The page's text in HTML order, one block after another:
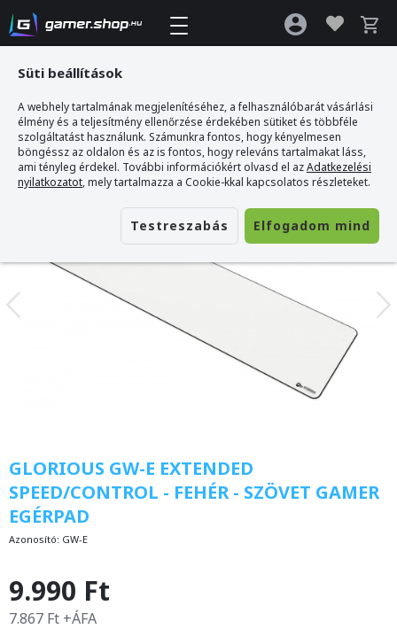
Gamer webshop >Glorious GW-E Extended Speed/Control - Fehér - Szövet
Gamer Egérpad
GLORIOUS GW-E EXTENDED
SPEED/CONTROL - FEHÉR - SZÖVET GAMER
EGÉRPAD
Azonosító: GW-E
9.990 Ft
7.867 Ft +ÁFA
Süti beállítások
A webhely tartalmának megjelenítéséhez, a felhasználóbarát vásárlási
élmény és a teljesítmény ellenőrzése érdekében sütiket és többféle
szolgáltatást használunk. Számunkra fontos, hogy kényelmesen
böngéssz az oldalon és az is fontos, hogy releváns tartalmakat láss,
ami tényleg érdekel. További információkért olvasd el azAdatkezelési
nyilatkozatot, mely tartalmazza a Cookie-kkal kapcsolatos részleteket.
Testreszabás Elfogadom mind